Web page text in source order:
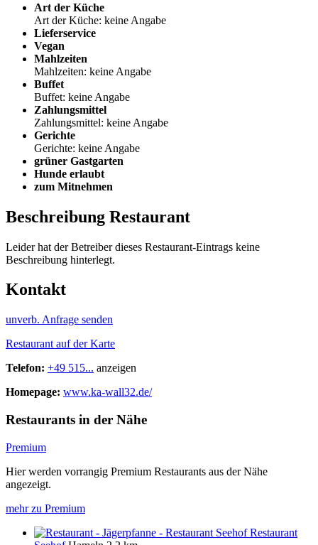
Art der Küche
Art der Küche: keine Angabe
Lieferservice
Vegan
Mahlzeiten
Mahlzeiten: keine Angabe
Buffet
Buffet: keine Angabe
Zahlungsmittel
Zahlungsmittel: keine Angabe
Gerichte
Gerichte: keine Angabe
grüner Gastgarten
Hunde erlaubt
zum Mitnehmen
Beschreibung Restaurant
Leider hat der Betreiber dieses Restaurant-Eintrags keine
Beschreibung hinterlegt.
Kontakt
unverb. Anfrage senden
Restaurant auf der Karte
Telefon: +49 515... anzeigen
Homepage: www.ka-wall32.de/
Restaurants in der Nähe
Premium
Hier werden vorrangig Premium Restaurants aus der Nähe
angezeigt.
mehr zu Premium
Restaurant